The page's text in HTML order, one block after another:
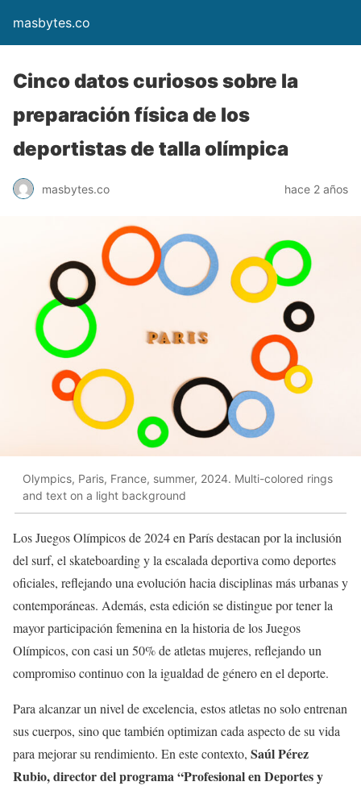
masbytes.co
Cinco datos curiosos sobre la
preparación física de los
deportistas de talla olímpica
masbytes.co hace 2 años
Olympics, Paris, France, summer, 2024. Multi-colored rings
and text on a light background
Los Juegos Olímpicos de 2024 en París destacan por la inclusión
del surf, el skateboarding y la escalada deportiva como deportes
oficiales, reflejando una evolución hacia disciplinas más urbanas y
contemporáneas. Además, esta edición se distingue por tener la
mayor participación femenina en la historia de los Juegos
Olímpicos, con casi un 50% de atletas mujeres, reflejando un
compromiso continuo con la igualdad de género en el deporte.
Para alcanzar un nivel de excelencia, estos atletas no solo entrenan
sus cuerpos, sino que también optimizan cada aspecto de su vida
para mejorar su rendimiento. En este contexto, Saúl Pérez
Rubio, director del programa“Profesional en Deportes y